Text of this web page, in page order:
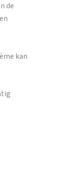
de
kan